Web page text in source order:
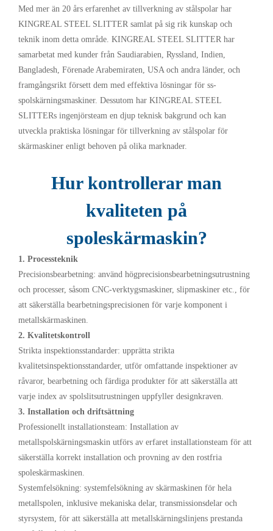
Med mer än 20 års erfarenhet av tillverkning av stålspolar har
KINGREAL STEEL SLITTER samlat på sig rik kunskap och
teknik inom detta område. KINGREAL STEEL SLITTER har
samarbetat med kunder från Saudiarabien, Ryssland, Indien,
Bangladesh, Förenade Arabemiraten, USA och andra länder, och
framgångsrikt försett dem med effektiva lösningar för ss-
spolskärningsmaskiner. Dessutom har KINGREAL STEEL
SLITTERs ingenjörsteam en djup teknisk bakgrund och kan
utveckla praktiska lösningar för tillverkning av stålspolar för
skärmaskiner enligt behoven på olika marknader.
Hur kontrollerar man
kvaliteten på
spoleskärmaskin?
1. Processteknik
Precisionsbearbetning: använd högprecisionsbearbetningsutrustning
och processer, såsom CNC-verktygsmaskiner, slipmaskiner etc., för
att säkerställa bearbetningsprecisionen för varje komponent i
metallskärmaskinen.
2. Kvalitetskontroll
Strikta inspektionsstandarder: upprätta strikta
kvalitetsinspektionsstandarder, utför omfattande inspektioner av
råvaror, bearbetning och färdiga produkter för att säkerställa att
varje index av spolslitsutrustningen uppfyller designkraven.
3. Installation och driftsättning
Professionellt installationsteam: Installation av
metallspolskärningsmaskin utförs av erfaret installationsteam för att
säkerställa korrekt installation och provning av den rostfria
spoleskärmaskinen.
Systemfelsökning: systemfelsökning av skärmaskinen för hela
metallspolen, inklusive mekaniska delar, transmissionsdelar och
styrsystem, för att säkerställa att metallskärningslinjens prestanda